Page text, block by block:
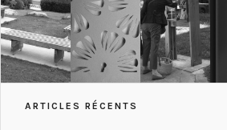
ARTICLES RÉCENTS